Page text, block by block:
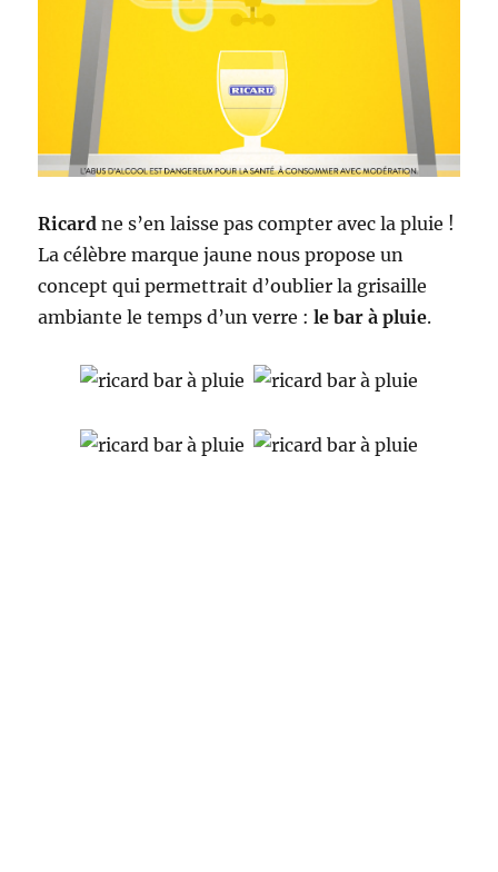
Ricard ne s’en laisse pas compter avec la pluie !
La célèbre marque jaune nous propose un
concept qui permettrait d’oublier la grisaille
ambiante le temps d’un verre :le bar à pluie.